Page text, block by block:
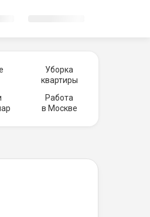
Уборка
квартиры
Работа
в Москве